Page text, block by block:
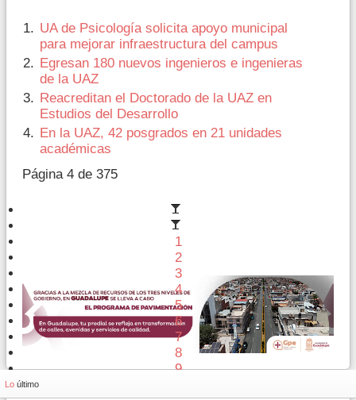
UA de Psicología solicita apoyo municipal
para mejorar infraestructura del campus
Egresan 180 nuevos ingenieros e ingenieras
de la UAZ
Reacreditan el Doctorado de la UAZ en
Estudios del Desarrollo
En la UAZ, 42 posgrados en 21 unidades
académicas
Página 4 de 375
1
2
3
4
5
6
7
8
9
Lo último